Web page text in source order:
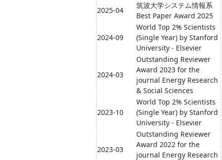
2025-04
筑波大学システム情報系
Best Paper Award 2025
2024-09
World Top 2% Scientists
(Single Year) by Stanford
University - Elsevier
2024-03
Outstanding Reviewer
Award 2023 for the
journal Energy Research
& Social Sciences
2023-10
World Top 2% Scientists
(Single Year) by Stanford
University - Elsevier
2023-03
Outstanding Reviewer
Award 2022 for the
journal Energy Research